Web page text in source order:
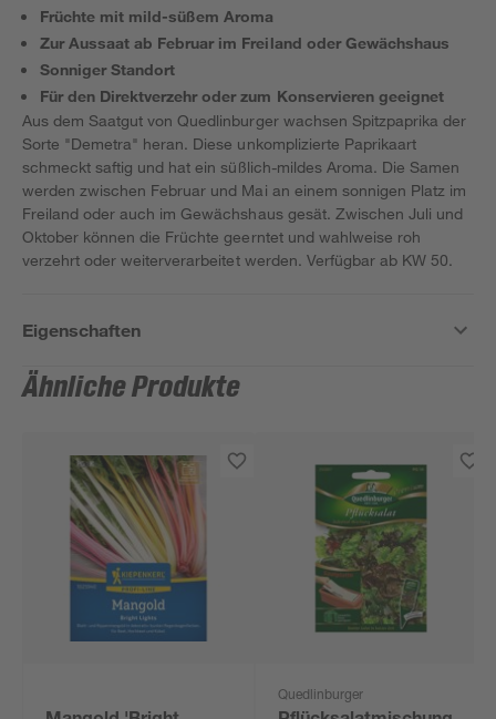
Früchte mit mild-süßem Aroma
Zur Aussaat ab Februar im Freiland oder Gewächshaus
Sonniger Standort
Für den Direktverzehr oder zum Konservieren geeignet
Aus dem Saatgut von Quedlinburger wachsen Spitzpaprika der
Sorte "Demetra" heran. Diese unkomplizierte Paprikaart
schmeckt saftig und hat ein süßlich-mildes Aroma. Die Samen
werden zwischen Februar und Mai an einem sonnigen Platz im
Freiland oder auch im Gewächshaus gesät. Zwischen Juli und
Oktober können die Früchte geerntet und wahlweise roh
verzehrt oder weiterverarbeitet werden. Verfügbar ab KW 50.
Eigenschaften
Ähnliche Produkte
Quedlinburger